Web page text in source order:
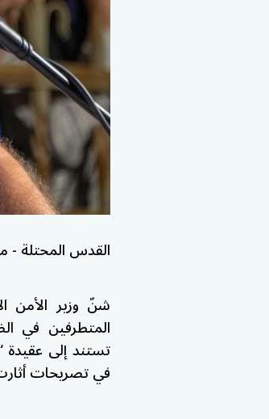
القدس المحتلة -
شنّ وزير الأمن
المتطرفين في
تستند إلى عقيدة
في تصريحات